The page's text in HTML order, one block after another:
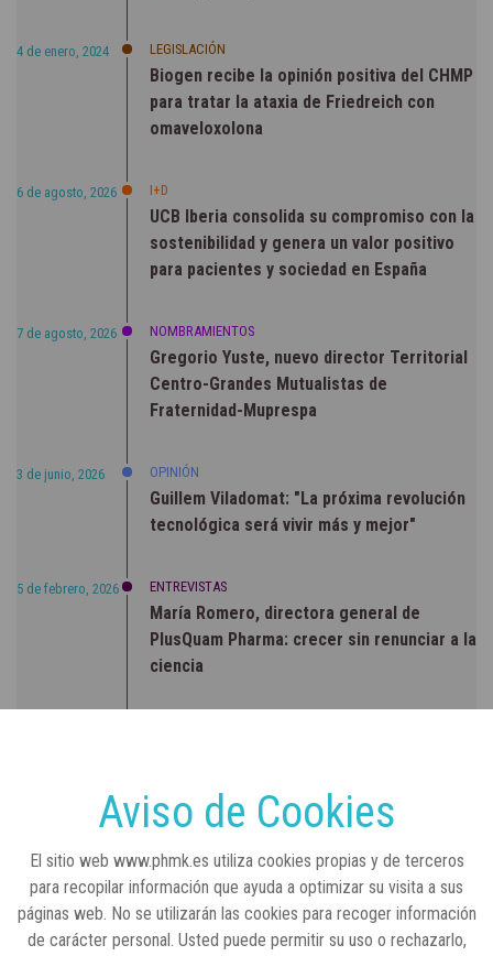
4 de enero, 2024 LEGISLACIÓN
Biogen recibe la opinión positiva del CHMP
para tratar la ataxia de Friedreich con
omaveloxolona
6 de agosto, 2026 I+D
UCB Iberia consolida su compromiso con la
sostenibilidad y genera un valor positivo
para pacientes y sociedad en España
7 de agosto, 2026 NOMBRAMIENTOS
Gregorio Yuste, nuevo director Territorial
Centro-Grandes Mutualistas de
Fraternidad-Muprespa
3 de junio, 2026 OPINIÓN
Guillem Viladomat: "La próxima revolución
tecnológica será vivir más y mejor"
5 de febrero, 2026 ENTREVISTAS
María Romero, directora general de
PlusQuam Pharma: crecer sin renunciar a la
ciencia
Lilly impulsa "Razones de Peso" para
visibilizar la obesidad
Aviso de Cookies
El sitio web www.phmk.es utiliza cookies propias y de terceros
para recopilar información que ayuda a optimizar su visita a sus
páginas web. No se utilizarán las cookies para recoger información
de carácter personal. Usted puede permitir su uso o rechazarlo,